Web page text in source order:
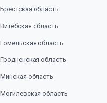
Брестская область
Витебская область
Гомельская область
Гродненская область
Минская область
Могилевская область